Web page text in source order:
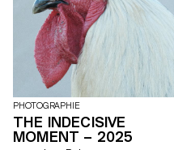
PHOTOGRAPHIE
THE INDECISIVE
MOMENT – 2025